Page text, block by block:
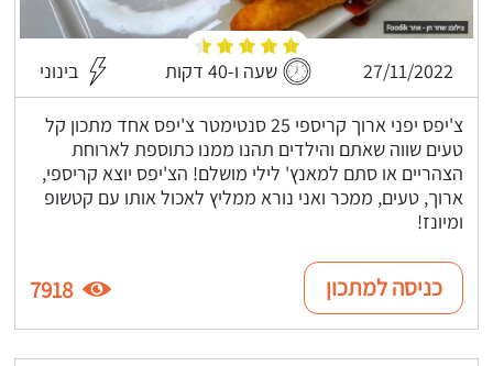
27/11/2022 שעה ו-40 דקות בינוני
צ'יפס יפני ארוך קריספי 25 סנטימטר צ'יפס אחד מתכון קל
טעים שווה שאתם והילדים תהנו ממנו כתוספת לארוחת
הצהריים או סתם למאנץ' לילי מושלם! הצ'יפס יוצא קריספי,
ארוך, טעים, ממכר ואני נורא ממליץ לאכול אותו עם קטשופ
ומיונז!
כניסה למתכון 7918